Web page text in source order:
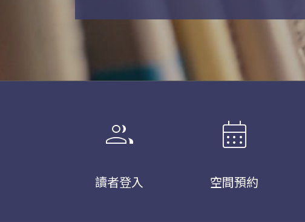
group
讀者登入
calendar_month
空間預約